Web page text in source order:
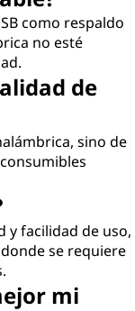
como respaldo
no esté
de
sino de
y facilidad de uso,
se requiere
mi